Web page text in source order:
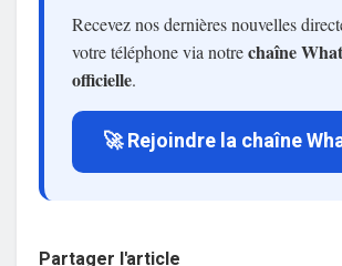
Recevez nos dernières nouvelles
votre téléphone via notrechaîne
officielle.
🚀 Rejoindre la chaîne
Partager l'article